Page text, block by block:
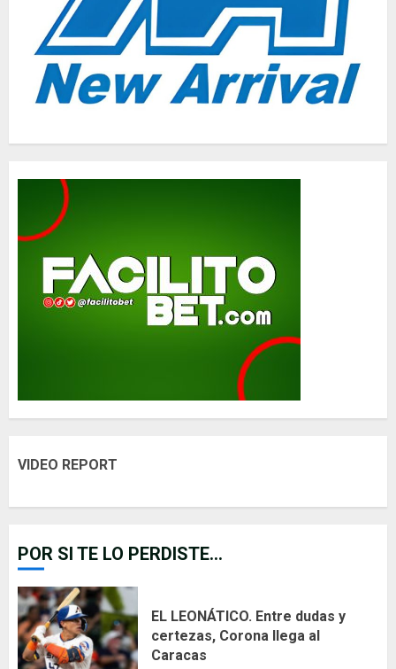
VIDEO REPORT
POR SI TE LO PERDISTE...
EL LEONÁTICO. Entre dudas y
certezas, Corona llega al
Caracas